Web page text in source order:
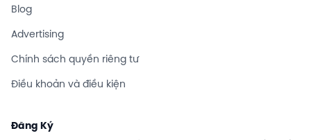
Blog
Advertising
Chính sách quyền riêng tư
Điều khoản và điều kiện
Đăng Ký